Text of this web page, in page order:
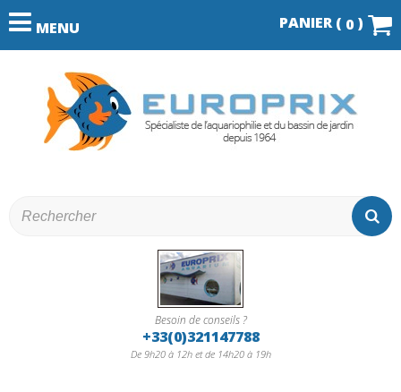
MENU PANIER ( 0 )
Besoin de conseils ?
+33(0)321147788
De 9h20 à 12h et de 14h20 à 19h